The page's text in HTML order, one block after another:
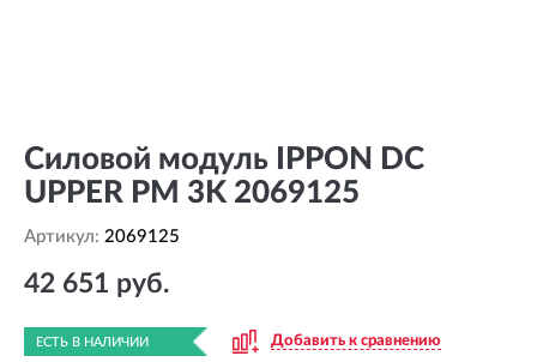
Силовой модуль IPPON DC
UPPER PM 3K 2069125
Артикул: 2069125
42 651 руб.
ЕСТЬ В НАЛИЧИИ Добавить к сравнению